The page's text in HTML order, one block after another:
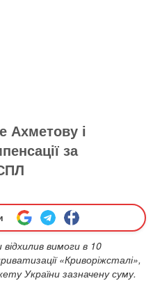
Ахметову і
за
вимоги в 10
«Криворіжсталі»,
України зазначену суму.